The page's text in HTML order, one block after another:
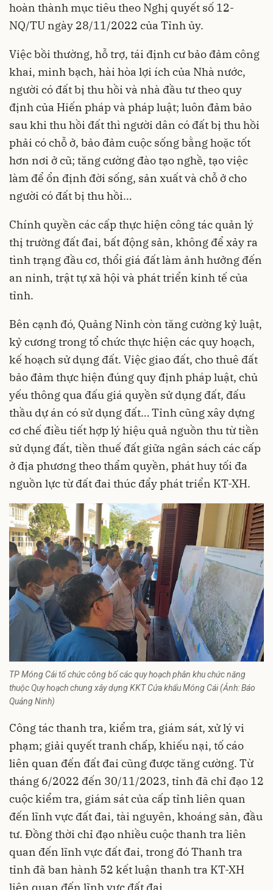
hoàn thành mục tiêu theo Nghị quyết số 12-
NQ/TU ngày 28/11/2022 của Tỉnh ủy.
Việc bồi thường, hỗ trợ, tái định cư bảo đảm công
khai, minh bạch, hài hòa lợi ích của Nhà nước,
người có đất bị thu hồi và nhà đầu tư theo quy
định của Hiến pháp và pháp luật; luôn đảm bảo
sau khi thu hồi đất thì người dân có đất bị thu hồi
phải có chỗ ở, bảo đảm cuộc sống bằng hoặc tốt
hơn nơi ở cũ; tăng cường đào tạo nghề, tạo việc
làm để ổn định đời sống, sản xuất và chỗ ở cho
người có đất bị thu hồi…
Chính quyền các cấp thực hiện công tác quản lý
thị trường đất đai, bất động sản, không để xảy ra
tình trạng đầu cơ, thổi giá đất làm ảnh hưởng đến
an ninh, trật tự xã hội và phát triển kinh tế của
tỉnh.
Bên cạnh đó, Quảng Ninh còn tăng cường kỷ luật,
kỷ cương trong tổ chức thực hiện các quy hoạch,
kế hoạch sử dụng đất. Việc giao đất, cho thuê đất
bảo đảm thực hiện đúng quy định pháp luật, chủ
yếu thông qua đấu giá quyền sử dụng đất, đấu
thầu dự án có sử dụng đất… Tỉnh cũng xây dựng
cơ chế điều tiết hợp lý hiệu quả nguồn thu từ tiền
sử dụng đất, tiền thuế đất giữa ngân sách các cấp
ở địa phương theo thẩm quyền, phát huy tối đa
nguồn lực từ đất đai thúc đẩy phát triển KT-XH.
TP Móng Cái tổ chức công bố các quy hoạch phân khu chức năng
thuộc Quy hoạch chung xây dựng KKT Cửa khẩu Móng Cái (Ảnh: Báo
Quảng Ninh)
Công tác thanh tra, kiểm tra, giám sát, xử lý vi
phạm; giải quyết tranh chấp, khiếu nại, tố cáo
liên quan đến đất đai cũng được tăng cường. Từ
tháng 6/2022 đến 30/11/2023, tỉnh đã chỉ đạo 12
cuộc kiểm tra, giám sát của cấp tỉnh liên quan
đến lĩnh vực đất đai, tài nguyên, khoáng sản, đầu
tư. Đồng thời chỉ đạo nhiều cuộc thanh tra liên
quan đến lĩnh vực đất đai, trong đó Thanh tra
tỉnh đã ban hành 52 kết luận thanh tra KT-XH